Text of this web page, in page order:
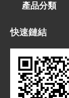
產品分類
快速鏈結